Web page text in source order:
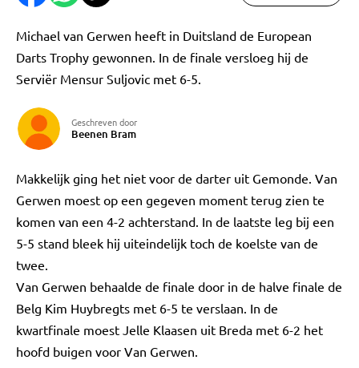
Michael van Gerwen heeft in Duitsland de European
Darts Trophy gewonnen. In de finale versloeg hij de
Serviër Mensur Suljovic met 6-5.
Geschreven door
Beenen Bram
Makkelijk ging het niet voor de darter uit Gemonde. Van
Gerwen moest op een gegeven moment terug zien te
komen van een 4-2 achterstand. In de laatste leg bij een
5-5 stand bleek hij uiteindelijk toch de koelste van de
twee.
Van Gerwen behaalde de finale door in de halve finale de
Belg Kim Huybregts met 6-5 te verslaan. In de
kwartfinale moest Jelle Klaasen uit Breda met 6-2 het
hoofd buigen voor Van Gerwen.